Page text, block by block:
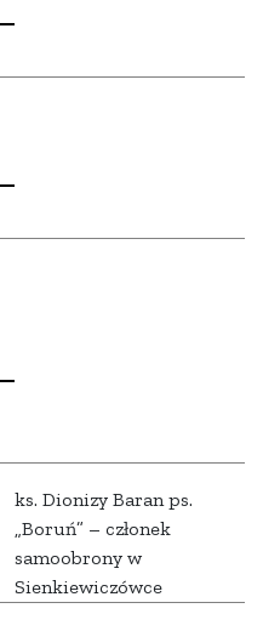
ks. Dionizy Baran ps.
„Boruń” – członek
samoobrony w
Sienkiewiczówce